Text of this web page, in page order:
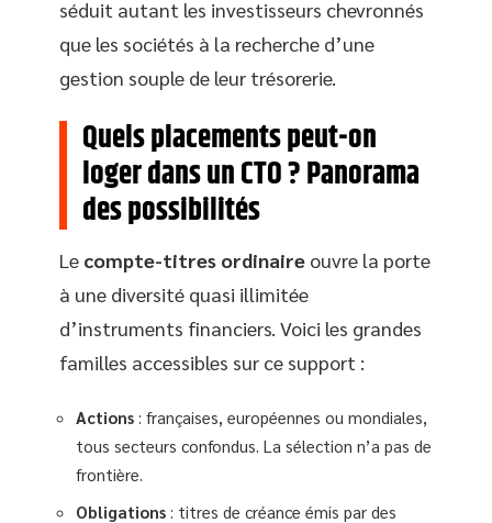
séduit autant les investisseurs chevronnés
que les sociétés à la recherche d’une
gestion souple de leur trésorerie.
Quels placements peut-on
loger dans un CTO ? Panorama
des possibilités
Le compte-titres ordinaire ouvre la porte
à une diversité quasi illimitée
d’instruments financiers. Voici les grandes
familles accessibles sur ce support :
Actions : françaises, européennes ou mondiales,
tous secteurs confondus. La sélection n’a pas de
frontière.
Obligations : titres de créance émis par des